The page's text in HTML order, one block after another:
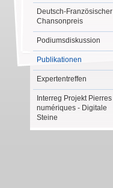
Deutsch-Französischer
Chansonpreis
Podiumsdiskussion
Publikationen
Expertentreffen
Interreg Projekt Pierres
numériques - Digitale
Steine